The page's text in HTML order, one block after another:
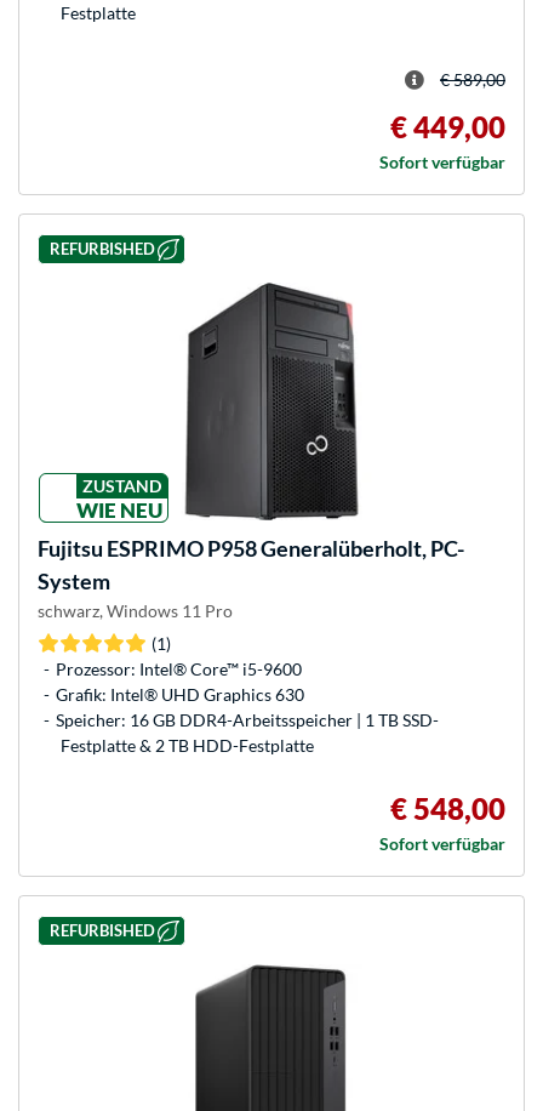
Festplatte
€ 589,00
€ 449,00
Sofort verfügbar
REFURBISHED
ZUSTAND
WIE NEU
Fujitsu ESPRIMO P958 Generalüberholt, PC-
System
schwarz, Windows 11 Pro
(1)
Prozessor: Intel® Core™ i5-9600
Grafik: Intel® UHD Graphics 630
Speicher: 16 GB DDR4-Arbeitsspeicher | 1 TB SSD-
Festplatte & 2 TB HDD-Festplatte
€ 548,00
Sofort verfügbar
REFURBISHED